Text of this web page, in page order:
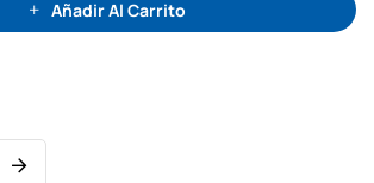
d
Añadir Al Carrito